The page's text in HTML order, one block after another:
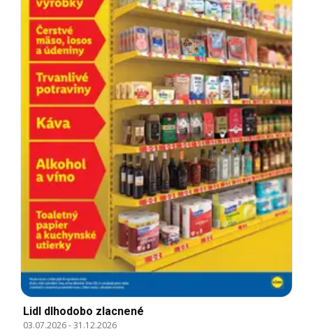
Lidl dlhodobo zlacnené
03.07.2026-31.12.2026